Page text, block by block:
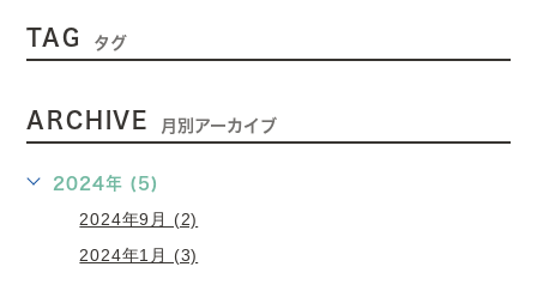
TAG タグ
ARCHIVE 月別アーカイブ
2024年 (5)
2024年9月 (2)
2024年1月 (3)